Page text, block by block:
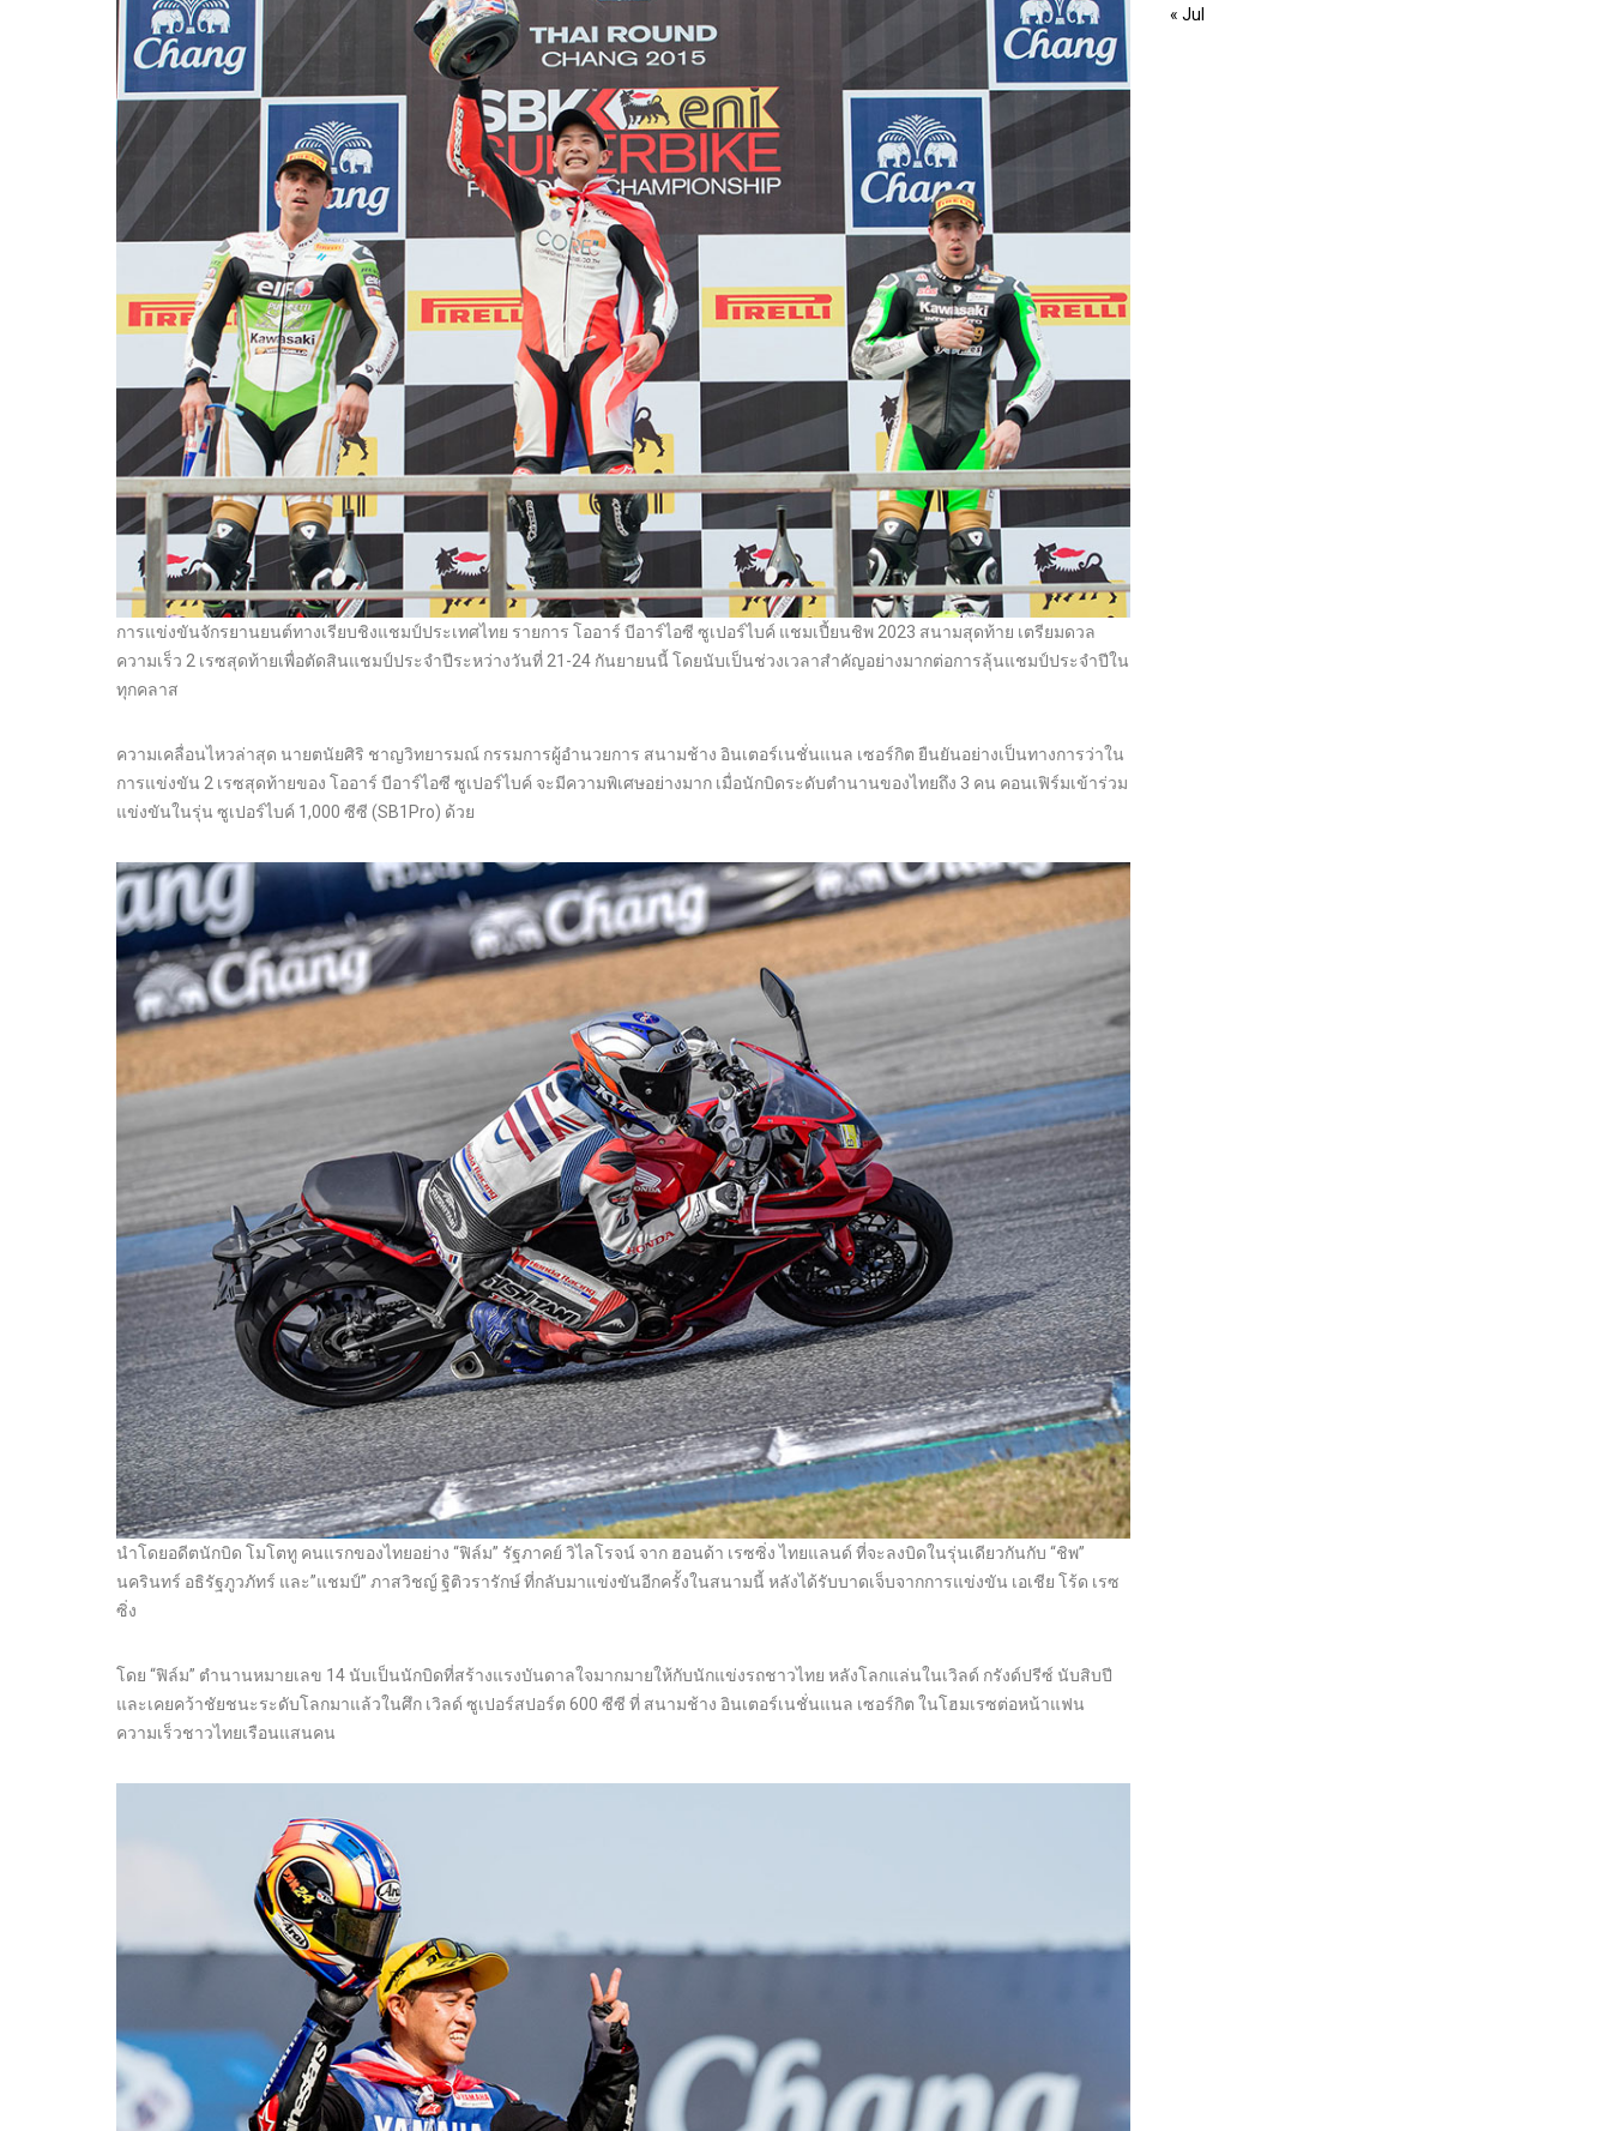
การแข่งขันจักรยานยนต์ทางเรียบชิงแชมป์ประเทศไทย รายการ โออาร์ บีอาร์ไอซี ซูเปอร์ไบค์ แชมเปี้ยนชิพ 2023 สนามสุดท้าย เตรียมดวล
ความเร็ว 2 เรซสุดท้ายเพื่อตัดสินแชมป์ประจำปีระหว่างวันที่ 21-24 กันยายนนี้ โดยนับเป็นช่วงเวลาสำคัญอย่างมากต่อการลุ้นแชมป์ประจำปีใน
ทุกคลาส
ความเคลื่อนไหวล่าสุด นายตนัยศิริ ชาญวิทยารมณ์ กรรมการผู้อำนวยการ สนามช้าง อินเตอร์เนชั่นแนล เซอร์กิต ยืนยันอย่างเป็นทางการว่าใน
การแข่งขัน 2 เรซสุดท้ายของ โออาร์ บีอาร์ไอซี ซูเปอร์ไบค์ จะมีความพิเศษอย่างมาก เมื่อนักบิดระดับตำนานของไทยถึง 3 คน คอนเฟิร์มเข้าร่วม
แข่งขันในรุ่น ซูเปอร์ไบค์ 1,000 ซีซี (SB1Pro) ด้วย
นำโดยอดีตนักบิด โมโตทู คนแรกของไทยอย่าง “ฟิล์ม” รัฐภาคย์ วิไลโรจน์ จาก ฮอนด้า เรซซิ่ง ไทยแลนด์ ที่จะลงบิดในรุ่นเดียวกันกับ “ชิพ”
นครินทร์ อธิรัฐภูวภัทร์ และ”แชมป์” ภาสวิชญ์ ฐิติวรารักษ์ ที่กลับมาแข่งขันอีกครั้งในสนามนี้ หลังได้รับบาดเจ็บจากการแข่งขัน เอเชีย โร้ด เรซ
ซิ่ง
โดย “ฟิล์ม” ตำนานหมายเลข 14 นับเป็นนักบิดที่สร้างแรงบันดาลใจมากมายให้กับนักแข่งรถชาวไทย หลังโลกแล่นในเวิลด์ กรังด์ปรีซ์ นับสิบปี
และเคยคว้าชัยชนะระดับโลกมาแล้วในศึก เวิลด์ ซูเปอร์สปอร์ต 600 ซีซี ที่ สนามช้าง อินเตอร์เนชั่นแนล เซอร์กิต ในโฮมเรซต่อหน้าแฟน
ความเร็วชาวไทยเรือนแสนคน
« Jul